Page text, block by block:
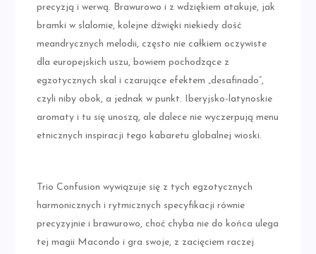
precyzją i werwą. Brawurowo i z wdziękiem atakuje, jak
bramki w slalomie, kolejne dźwięki niekiedy dość
meandrycznych melodii, często nie całkiem oczywiste
dla europejskich uszu, bowiem pochodzące z
egzotycznych skal i czarujące efektem „desafinado”,
czyli niby obok, a jednak w punkt. Iberyjsko-latynoskie
aromaty i tu się unoszą, ale dalece nie wyczerpują menu
etnicznych inspiracji tego kabaretu globalnej wioski.
Trio Confusion wywiązuje się z tych egzotycznych
harmonicznych i rytmicznych specyfikacji równie
precyzyjnie i brawurowo, choć chyba nie do końca ulega
tej magii Macondo i gra swoje, z zacięciem raczej